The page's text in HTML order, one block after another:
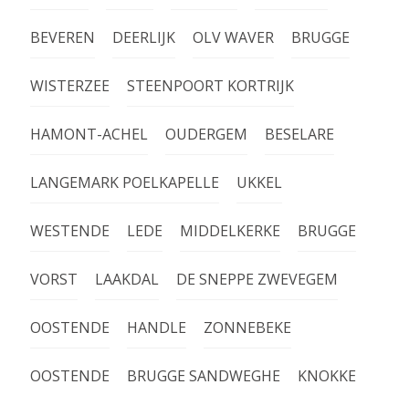
BEVEREN DEERLIJK OLV WAVER BRUGGE
WISTERZEE STEENPOORT KORTRIJK
HAMONT-ACHEL OUDERGEM BESELARE
LANGEMARK POELKAPELLE UKKEL
WESTENDE LEDE MIDDELKERKE BRUGGE
VORST LAAKDAL DE SNEPPE ZWEVEGEM
OOSTENDE HANDLE ZONNEBEKE
OOSTENDE BRUGGE SANDWEGHE KNOKKE